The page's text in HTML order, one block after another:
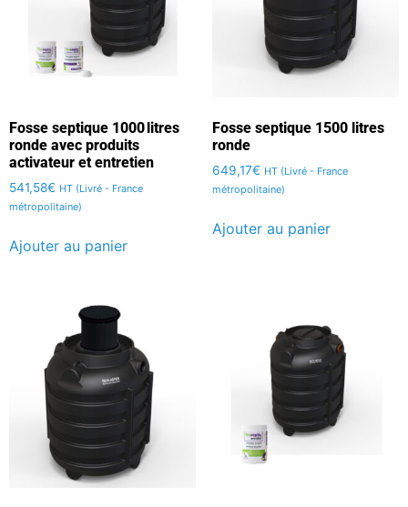
Fosse septique 1000 litres
ronde avec produits
activateur et entretien
541,58€ HT (Livré - France
métropolitaine)
Ajouter au panier
Fosse septique 1500 litres
ronde
649,17€ HT (Livré - France
métropolitaine)
Ajouter au panier